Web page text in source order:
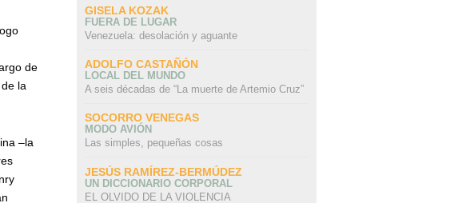
de
la
–la
GISELA KOZAK
FUERA DE LUGAR
Venezuela: desolación y aguante
ADOLFO CASTAÑÓN
LOCAL DEL MUNDO
A seis décadas de “La muerte de Artemio Cruz”
SOCORRO VENEGAS
MODO AVIÓN
Las simples, pequeñas cosas
JESÚS RAMÍREZ-BERMÚDEZ
UN DICCIONARIO CORPORAL
EL OLVIDO DE LA VIOLENCIA